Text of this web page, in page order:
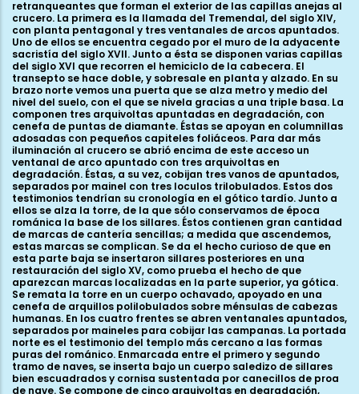
retranqueantes que forman el exterior de las capillas anejas al
crucero. La primera es la llamada del Tremendal, del siglo XIV,
con planta pentagonal y tres ventanales de arcos apuntados.
Uno de ellos se encuentra cegado por el muro de la adyacente
sacristía del siglo XVII. Junto a ésta se disponen varias capillas
del siglo XVI que recorren el hemiciclo de la cabecera. El
transepto se hace doble, y sobresale en planta y alzado. En su
brazo norte vemos una puerta que se alza metro y medio del
nivel del suelo, con el que se nivela gracias a una triple basa. La
componen tres arquivoltas apuntadas en degradación, con
cenefa de puntas de diamante. Éstas se apoyan en columnillas
adosadas con pequeños capiteles foliáceos. Para dar más
iluminación al crucero se abrió encima de este acceso un
ventanal de arco apuntado con tres arquivoltas en
degradación. Éstas, a su vez, cobijan tres vanos de apuntados,
separados por mainel con tres loculos trilobulados. Estos dos
testimonios tendrían su cronología en el gótico tardío. Junto a
ellos se alza la torre, de la que sólo conservamos de época
románica la base de los sillares. Éstos contienen gran cantidad
de marcas de cantería sencillas; a medida que ascendemos,
estas marcas se complican. Se da el hecho curioso de que en
esta parte baja se insertaron sillares posteriores en una
restauración del siglo XV, como prueba el hecho de que
aparezcan marcas localizadas en la parte superior, ya gótica.
Se remata la torre en un cuerpo ochavado, apoyado en una
cenefa de arquillos polilobulados sobre ménsulas de cabezas
humanas. En los cuatro frentes se abren ventanales apuntados,
separados por maineles para cobijar las campanas. La portada
norte es el testimonio del templo más cercano a las formas
puras del románico. Enmarcada entre el primero y segundo
tramo de naves, se inserta bajo un cuerpo saledizo de sillares
bien escuadrados y cornisa sustentada por canecillos de proa
de nave. Se compone de cinco arquivoltas en degradación,